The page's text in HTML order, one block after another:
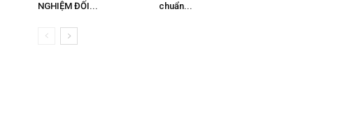
NGHIỆM ĐỐI...
chuẩn...